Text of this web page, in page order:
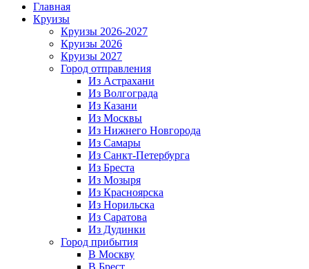
Главная
Круизы
Круизы 2026-2027
Круизы 2026
Круизы 2027
Город отправления
Из Астрахани
Из Волгограда
Из Казани
Из Москвы
Из Нижнего Новгорода
Из Самары
Из Санкт-Петербурга
Из Бреста
Из Мозыря
Из Красноярска
Из Норильска
Из Саратова
Из Дудинки
Город прибытия
В Москву
В Брест